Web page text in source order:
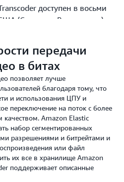
доступен в восьми
США (Северная Вирджиния),
Азиатско-
Азиатско-
Азиатско-
и Азиатско-
передачи
в битах
позволяет лучше
благодаря тому, что
и использования ЦПУ и
переключение на поток с более
Amazon Elastic
набор сегментированных
разрешениями и битрейтами и
или файл
их все в хранилище Amazon
поддерживает описанные